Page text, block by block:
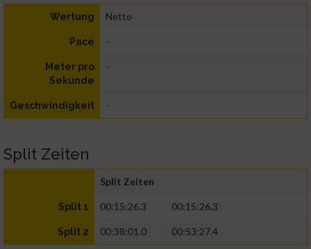
Wertung Netto
Pace -
Meter pro
Sekunde
-
Geschwindigkeit -
Split Zeiten
Split Zeiten
Split 1 00:15:26.3 00:15:26.3
Split 2 00:38:01.0 00:53:27.4